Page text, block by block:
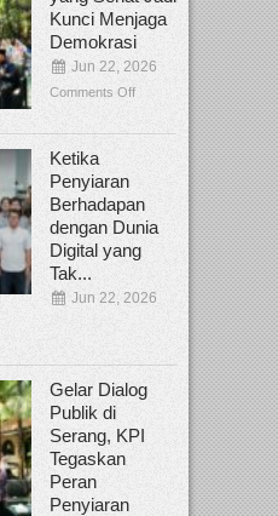
Kunci Menjaga
Demokrasi
Jun 22, 2026
Comments Off
Ketika
Penyiaran
Berhadapan
dengan Dunia
Digital yang
Tak...
Jun 22, 2026
Gelar Dialog
Publik di
Serang, KPI
Tegaskan
Peran
Penyiaran